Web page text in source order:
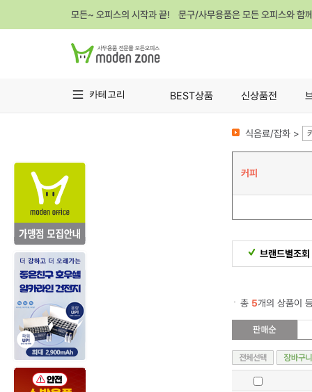
모든~ 오피스의 시작과 끝! 문구/사무용품은 모든 오피스와 함
카테고리 BEST상품 신상품전
식음료/잡화 >
커피
브랜드별조회
총 5개의 상품이